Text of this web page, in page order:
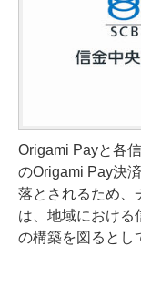
Origami Payと各
のOrigami Pay決
落とされるため、
は、地域における
の構築を図るとし